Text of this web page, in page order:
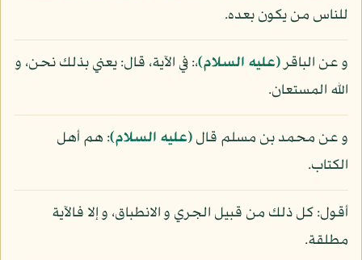
للناس من يكون بعده.
و عن الباقر(عليه السلام)،: في الآية، قال: يعني بذلك نحن، و
الله المستعان.
و عن محمد بن مسلم قال(عليه السلام): هم أهل
الكتاب.
أقول: كل ذلك من قبيل الجري و الانطباق، و إلا فالآية
مطلقة.